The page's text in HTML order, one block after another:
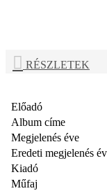
RÉSZLETEK
Előadó
Album címe
Megjelenés éve
Eredeti megjelenés
Kiadó
Műfaj